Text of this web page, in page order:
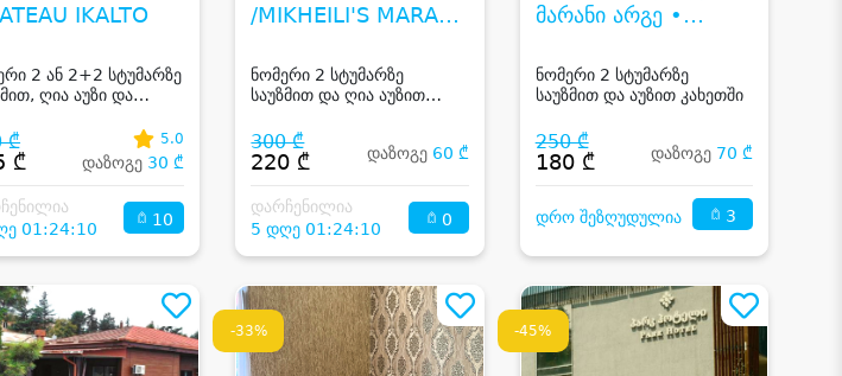
IKALTO
2 ან 2+2 სტუმარზე
ღია აუზი და
₾
₾
5.0
დაზოგე 30 ₾
01:24:10
10
/MIKHEILI'S MARANI
ნომერი 2 სტუმარზე
საუზმით და ღია აუზით
300 ₾
220 ₾ დაზოგე 60 ₾
დარჩენილია
5 დღე 01:24:10
0
მარანი არგე •
CELLAR ARGE
ნომერი 2 სტუმარზე
საუზმით და აუზით კახეთში
250 ₾
180 ₾ დაზოგე 70 ₾
დრო შეზღუდულია 3
-33% -45%